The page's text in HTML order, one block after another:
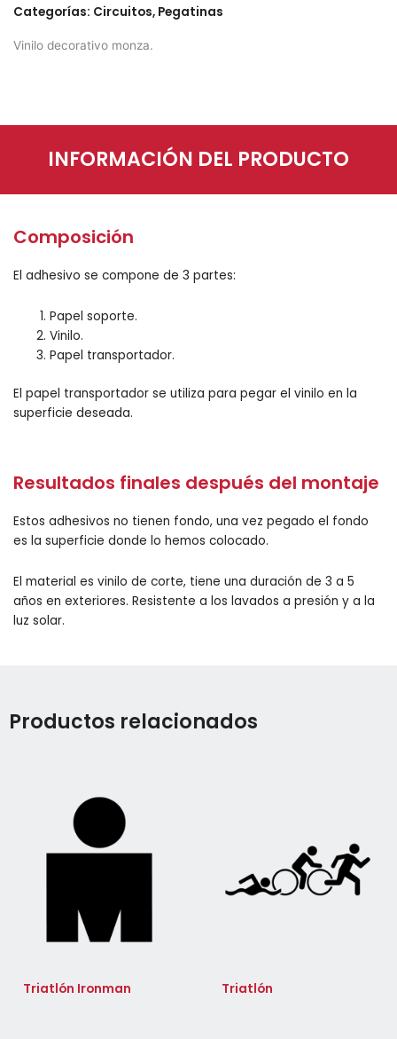
Categorías: Circuitos, Pegatinas
Vinilo decorativo monza.
INFORMACIÓN DEL PRODUCTO
Composición
El adhesivo se compone de 3 partes:
Papel soporte.
Vinilo.
Papel transportador.
El papel transportador se utiliza para pegar el vinilo en la
superficie deseada.
Resultados finales después del montaje
Estos adhesivos no tienen fondo, una vez pegado el fondo
es la superficie donde lo hemos colocado.
El material es vinilo de corte, tiene una duración de 3 a 5
años en exteriores. Resistente a los lavados a presión y a la
luz solar.
Productos relacionados
Triatlón Ironman Triatlón